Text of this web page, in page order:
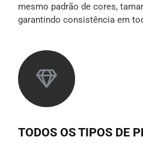
mesmo padrão de cores,
garantindo consistência em
TODOS OS TIPOS DE